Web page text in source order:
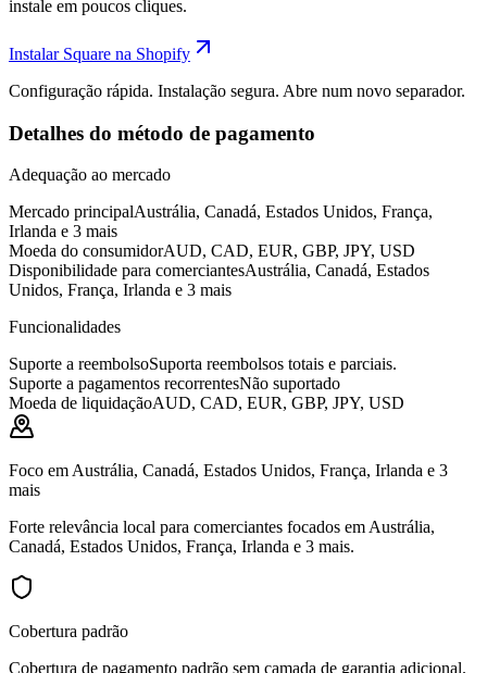
instale em poucos cliques.
Instalar Square na Shopify
Configuração rápida. Instalação segura. Abre num novo separador.
Detalhes do método de pagamento
Adequação ao mercado
Mercado principalAustrália, Canadá, Estados Unidos, França,
Irlanda e 3 mais
Moeda do consumidorAUD, CAD, EUR, GBP, JPY, USD
Disponibilidade para comerciantesAustrália, Canadá, Estados
Unidos, França, Irlanda e 3 mais
Funcionalidades
Suporte a reembolsoSuporta reembolsos totais e parciais.
Suporte a pagamentos recorrentesNão suportado
Moeda de liquidaçãoAUD, CAD, EUR, GBP, JPY, USD
Foco em Austrália, Canadá, Estados Unidos, França, Irlanda e 3
mais
Forte relevância local para comerciantes focados em Austrália,
Canadá, Estados Unidos, França, Irlanda e 3 mais.
Cobertura padrão
Cobertura de pagamento padrão sem camada de garantia adicional.